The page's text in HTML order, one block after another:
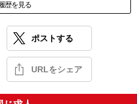
歴を見る
ポストする
URLをシェア